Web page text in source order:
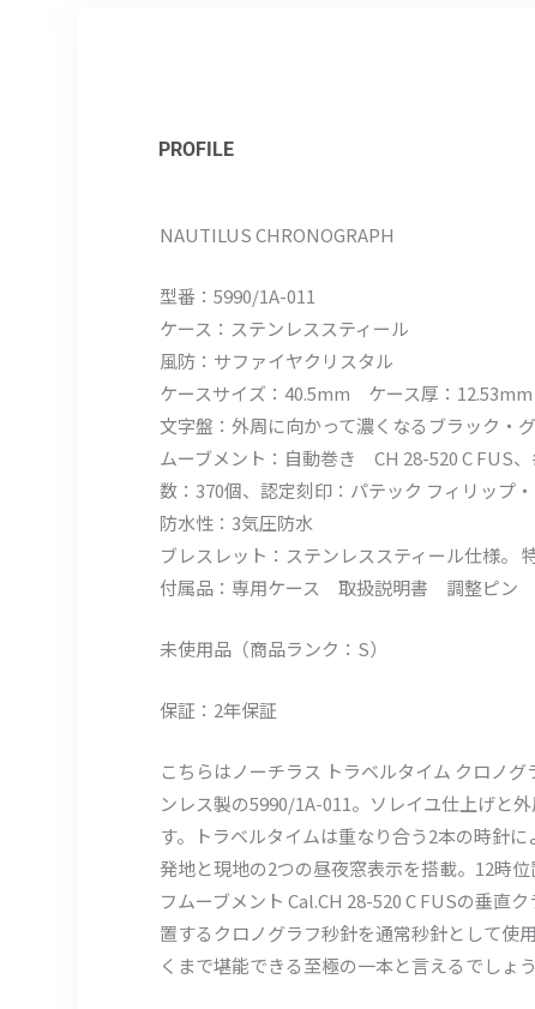
PROFILE
NAUTILUS CHRONOGRAPH
型番：5990/1A-011
ケース：ステンレススティール
風防：サファイヤクリスタル
ケースサイズ：40.5mm ケース厚：12.53mm
文字盤：外周に向かって濃くなるブラック・
ムーブメント：自動巻き CH 28-520 C FUS
数：370個、認定刻印：パテック フィリップ
防水性：3気圧防水
ブレスレット：ステンレススティール仕様。
付属品：専用ケース 取扱説明書 調整ピン
未使用品（商品ランク：S）
保証：2年保証
こちらはノーチラス トラベルタイム クロノ
ンレス製の5990/1A-011。ソレイユ仕上げと
す。トラベルタイムは重なり合う2本の時針
発地と現地の2つの昼夜窓表示を搭載。12時
フムーブメント Cal.CH 28-520 C FUSの垂直
置するクロノグラフ秒針を通常秒針として使
くまで堪能できる至極の一本と言えるでしょう